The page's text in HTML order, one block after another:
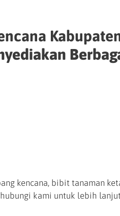
kencana, bibit tanaman
kami untuk lebih